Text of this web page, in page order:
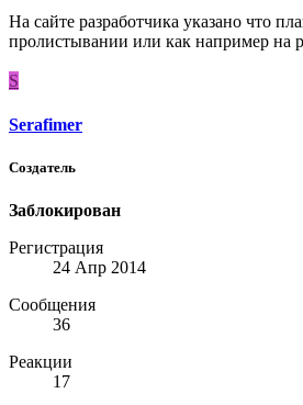
На сайте разработчика указано что
пролистывании или как например на
S
Serafimer
Создатель
Заблокирован
Регистрация
24 Апр 2014
Сообщения
36
Реакции
17